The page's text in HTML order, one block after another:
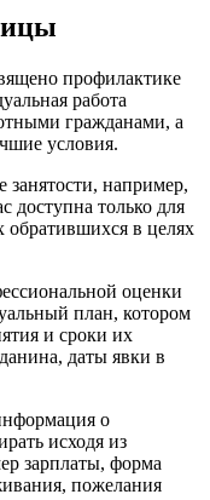
профилактике
работа
гражданами, а
условия.
занятости, например,
доступна только для
обратившихся в целях
оценки
план, котором
и сроки их
даты явки в
о
исходя из
зарплаты, форма
пожелания